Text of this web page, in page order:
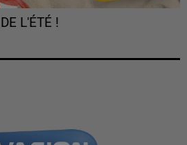
L'ÉTÉ !